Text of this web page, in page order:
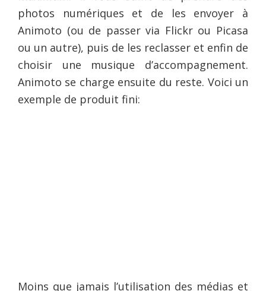
photos numériques et de les envoyer à
Animoto (ou de passer via Flickr ou Picasa
ou un autre), puis de les reclasser et enfin de
choisir une musique d’accompagnement.
Animoto se charge ensuite du reste. Voici un
exemple de produit fini:
Moins que jamais l’utilisation des médias et